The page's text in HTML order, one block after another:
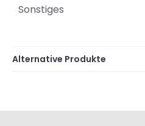
Sonstiges
Alternative Produkte